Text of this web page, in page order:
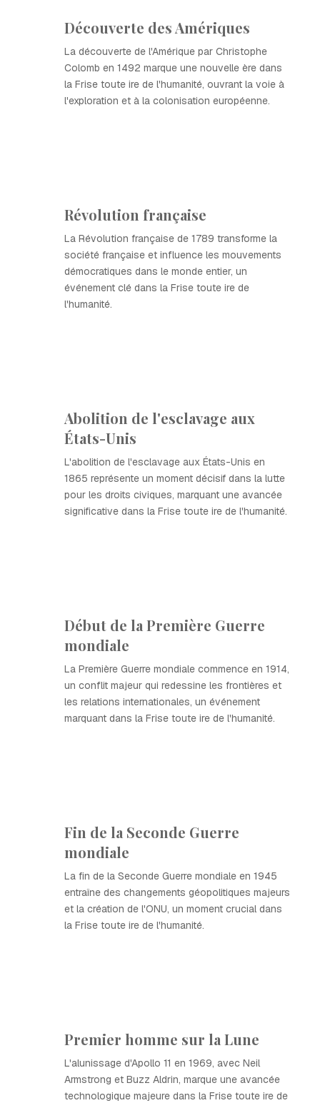
Découverte des Amériques
La découverte de l'Amérique par Christophe
Colomb en 1492 marque une nouvelle ère dans
la Frise toute ire de l'humanité, ouvrant la voie à
l'exploration et à la colonisation européenne.
Révolution française
La Révolution française de 1789 transforme la
société française et influence les mouvements
démocratiques dans le monde entier, un
événement clé dans la Frise toute ire de
l'humanité.
Abolition de l'esclavage aux
États-Unis
L'abolition de l'esclavage aux États-Unis en
1865 représente un moment décisif dans la lutte
pour les droits civiques, marquant une avancée
significative dans la Frise toute ire de l'humanité.
Début de la Première Guerre
mondiale
La Première Guerre mondiale commence en 1914,
un conflit majeur qui redessine les frontières et
les relations internationales, un événement
marquant dans la Frise toute ire de l'humanité.
Fin de la Seconde Guerre
mondiale
La fin de la Seconde Guerre mondiale en 1945
entraîne des changements géopolitiques majeurs
et la création de l'ONU, un moment crucial dans
la Frise toute ire de l'humanité.
Premier homme sur la Lune
L'alunissage d'Apollo 11 en 1969, avec Neil
Armstrong et Buzz Aldrin, marque une avancée
technologique majeure dans la Frise toute ire de